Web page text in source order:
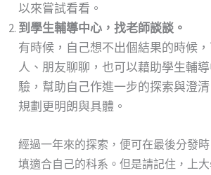
以來嘗試看看。
到學生輔導中心，找老師談談。
有時候，自己想不出個結果的時候
人、朋友聊聊，也可以藉助學生輔
驗，幫助自己作進一步的探索與澄
規劃更明朗與具體。
經過一年來的探索，便可在最後分發
填適合自己的科系。但是請記住，上